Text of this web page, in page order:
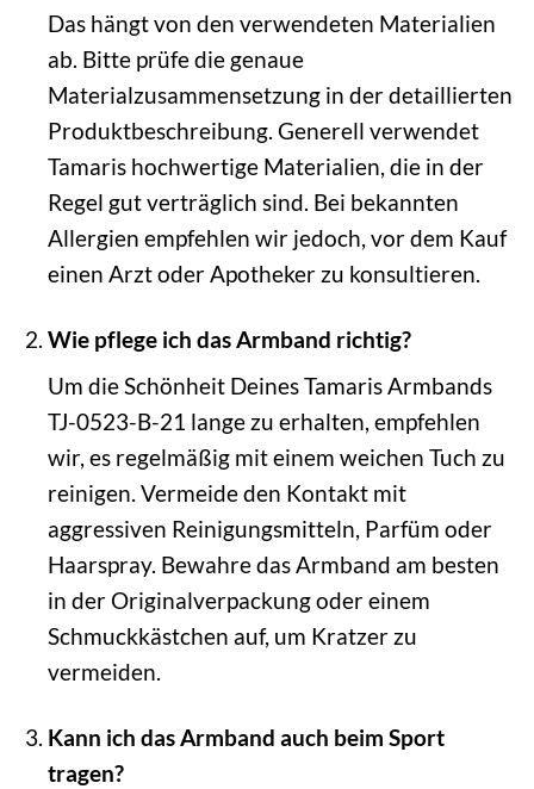
Das hängt von den verwendeten Materialien
ab. Bitte prüfe die genaue
Materialzusammensetzung in der detaillierten
Produktbeschreibung. Generell verwendet
Tamaris hochwertige Materialien, die in der
Regel gut verträglich sind. Bei bekannten
Allergien empfehlen wir jedoch, vor dem Kauf
einen Arzt oder Apotheker zu konsultieren.
Wie pflege ich das Armband richtig?
Um die Schönheit Deines Tamaris Armbands
TJ-0523-B-21 lange zu erhalten, empfehlen
wir, es regelmäßig mit einem weichen Tuch zu
reinigen. Vermeide den Kontakt mit
aggressiven Reinigungsmitteln, Parfüm oder
Haarspray. Bewahre das Armband am besten
in der Originalverpackung oder einem
Schmuckkästchen auf, um Kratzer zu
vermeiden.
Kann ich das Armband auch beim Sport
tragen?